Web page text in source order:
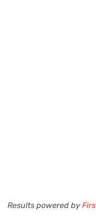
Results powered by